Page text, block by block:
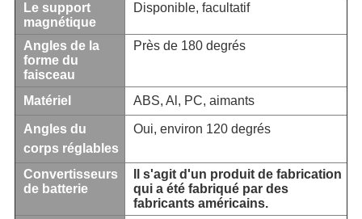
Le support
magnétique
Disponible, facultatif
Angles de la
forme du
faisceau
Près de 180 degrés
Matériel ABS, Al, PC, aimants
Angles du
corps réglables
Oui, environ 120 degrés
Convertisseurs
de batterie
Il s'agit d'un produit de fabrication
qui a été fabriqué par des
fabricants américains.